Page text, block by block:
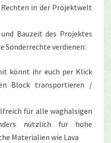
in der Projektwelt
Bauzeit des Projektes
Sonderrechte verdienen:
könnt ihr euch per Klick
Block transportieren /
für alle waghalsigen
nützlich für hohe
Materialien wie Lava